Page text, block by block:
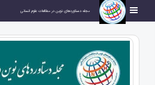
مجله دستاوردهای نوین در مطالعات علوم انسانی